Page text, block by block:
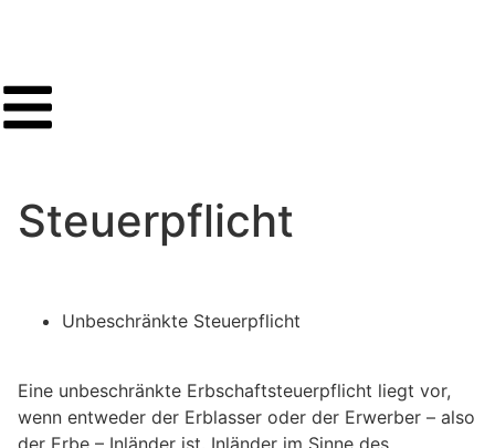
Steuerpflicht
Unbeschränkte Steuerpflicht
Eine unbeschränkte Erbschaftsteuerpflicht liegt vor,
wenn entweder der Erblasser oder der Erwerber – also
der Erbe – Inländer ist. Inländer im Sinne des